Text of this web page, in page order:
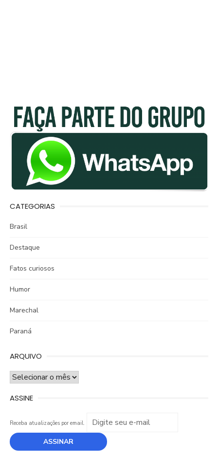
CATEGORIAS
Brasil
Destaque
Fatos curiosos
Humor
Marechal
Paraná
ARQUIVO
ARQUIVO
ASSINE
Receba atualizações por email.